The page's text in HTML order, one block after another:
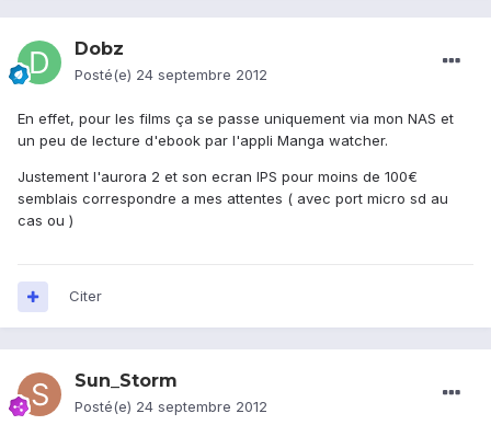
Dobz
Posté(e) 24 septembre 2012
En effet, pour les films ça se passe uniquement via mon NAS et
un peu de lecture d'ebook par l'appli Manga watcher.
Justement l'aurora 2 et son ecran IPS pour moins de 100€
semblais correspondre a mes attentes ( avec port micro sd au
cas ou )
Citer
Sun_Storm
Posté(e) 24 septembre 2012